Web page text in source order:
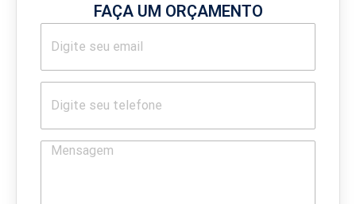
FAÇA UM ORÇAMENTO